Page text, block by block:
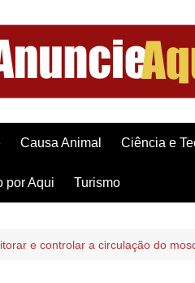
Causa Animal Ciência e
por Aqui Turismo
e controlar a circulação do